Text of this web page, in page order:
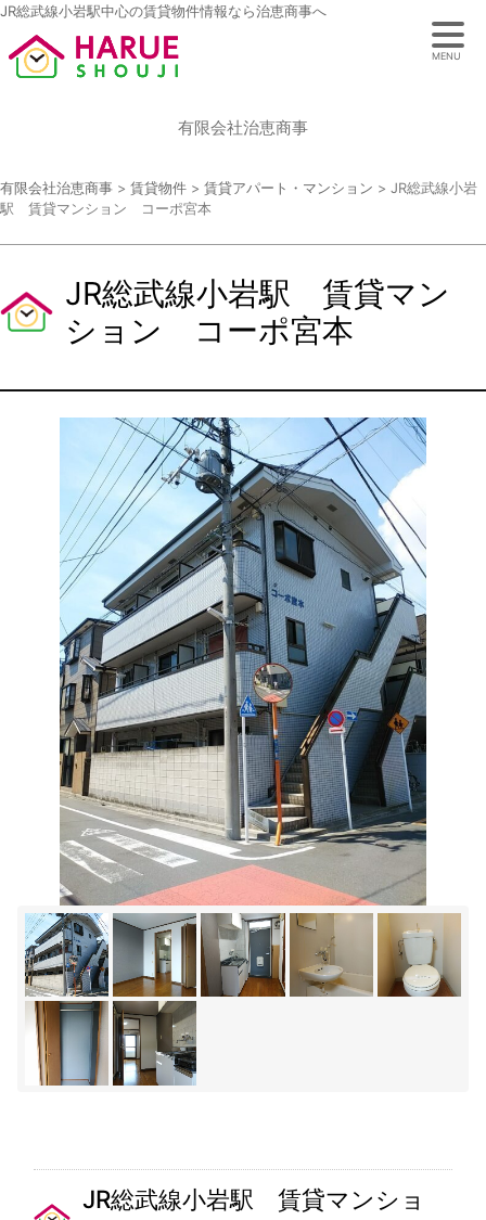
JR総武線小岩駅中心の賃貸物件情報なら治恵商事へ
有限会社治恵商事
有限会社治恵商事 > 賃貸物件 > 賃貸アパート・マンション > JR総武線小岩
駅 賃貸マンション コーポ宮本
JR総武線小岩駅 賃貸マン
ション コーポ宮本
JR総武線小岩駅 賃貸マンショ
MENU